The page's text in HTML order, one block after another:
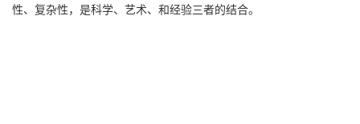
性、复杂性，是科学、艺术、和经验三者的结合。